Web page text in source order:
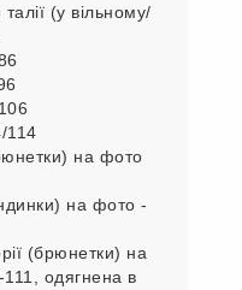
(у вільному/
114
на фото
на фото -
(брюнетки) на
одягнена в